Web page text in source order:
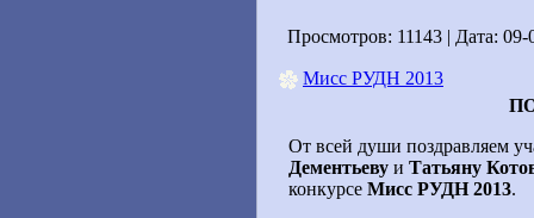
Просмотров: 11143 | Дата: 09-
Мисс РУДН 2013
От всей души поздравляем
Дементьеву и Татьяну
конкурсе Мисс РУДН 2013.